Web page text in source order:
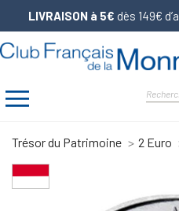
LIVRAISON à 5€ dès 149€
Trésor du Patrimoine 2 Euro